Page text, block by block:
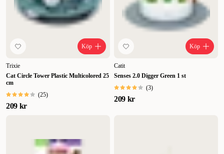
Köp
Trixie
Cat Circle Tower Plastic Multicolored 25
cm
(25)
209 kr
Köp
Catit
Senses 2.0 Digger Green 1 st
(3)
209 kr